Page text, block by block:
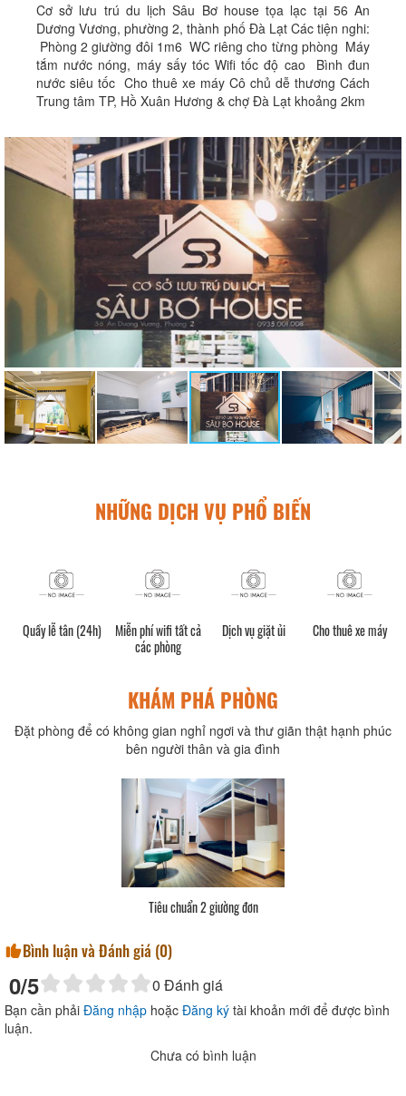
Cơ sở lưu trú du lịch Sâu Bơ house tọa lạc tại 56 An
Dương Vương, phường 2, thành phố Đà Lạt Các tiện nghi:
Phòng 2 giường đôi 1m6 WC riêng cho từng phòng Máy
tắm nước nóng, máy sấy tóc Wifi tốc độ cao Bình đun
nước siêu tốc Cho thuê xe máy Cô chủ dễ thương Cách
Trung tâm TP, Hồ Xuân Hương & chợ Đà Lạt khoảng 2km
NHỮNG DỊCH VỤ PHỔ BIẾN
Quầy lễ tân (24h)
Miễn phí wifi tất cả
các phòng
Dịch vụ giặt ủi Cho thuê xe máy
KHÁM PHÁ PHÒNG
Đặt phòng để có không gian nghỉ ngơi và thư giãn thật hạnh phúc
bên người thân và gia đình
Tiêu chuẩn 2 giường đơn
Bình luận và Đánh giá (0)
0/5 0 Đánh giá
Bạn cần phải Đăng nhập hoặc Đăng ký tài khoản mới để được bình
luận.
Chưa có bình luận